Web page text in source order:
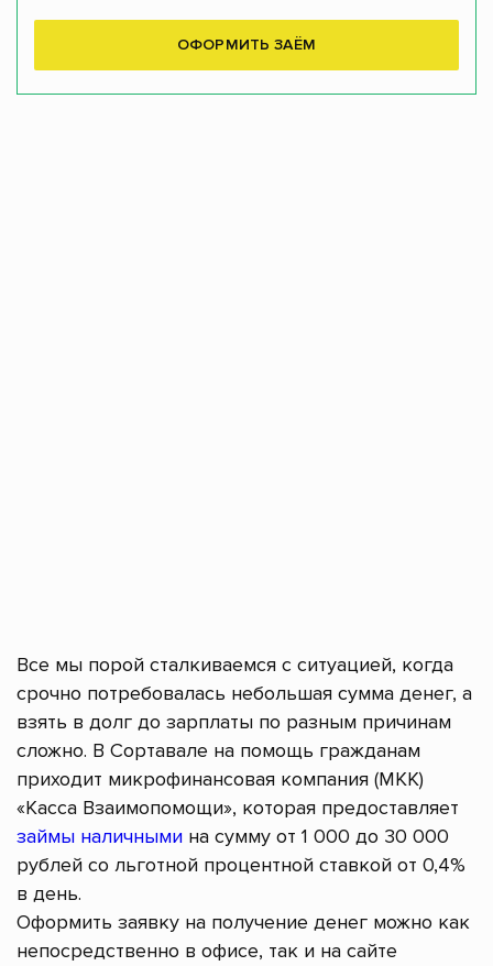
ОФОРМИТЬ ЗАЁМ
Все мы порой сталкиваемся с ситуацией, когда
срочно потребовалась небольшая сумма денег, а
взять в долг до зарплаты по разным причинам
сложно. В Сортавале на помощь гражданам
приходит микрофинансовая компания (МКК)
«Касса Взаимопомощи», которая предоставляет
займы наличными на сумму от 1 000 до 30 000
рублей со льготной процентной ставкой от 0,4%
в день.
Оформить заявку на получение денег можно как
непосредственно в офисе, так и на сайте